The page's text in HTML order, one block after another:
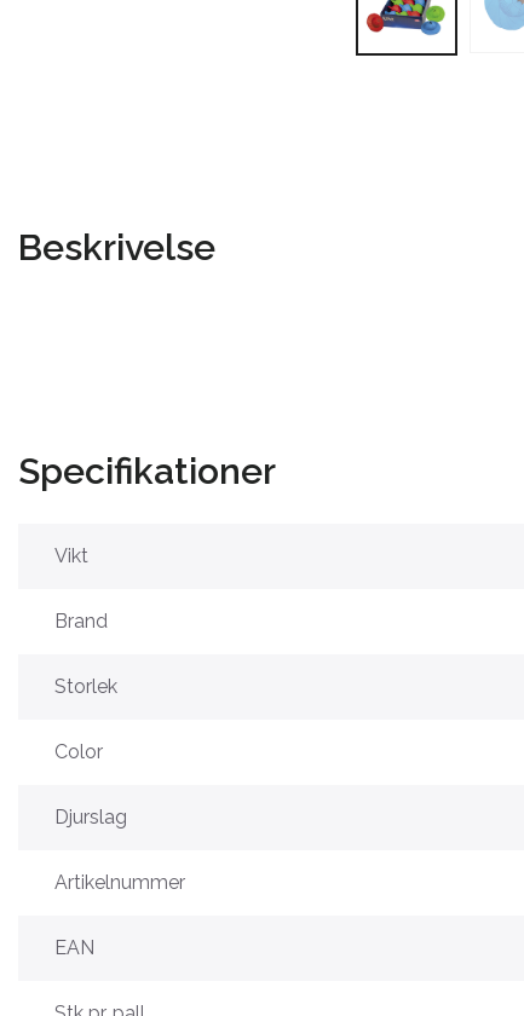
Beskrivelse
Specifikationer
Vikt
Brand
Storlek
Color
Djurslag
Artikelnummer
EAN